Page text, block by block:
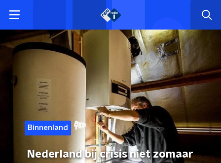
Binnenland
Nederland bij crisis niet zomaar